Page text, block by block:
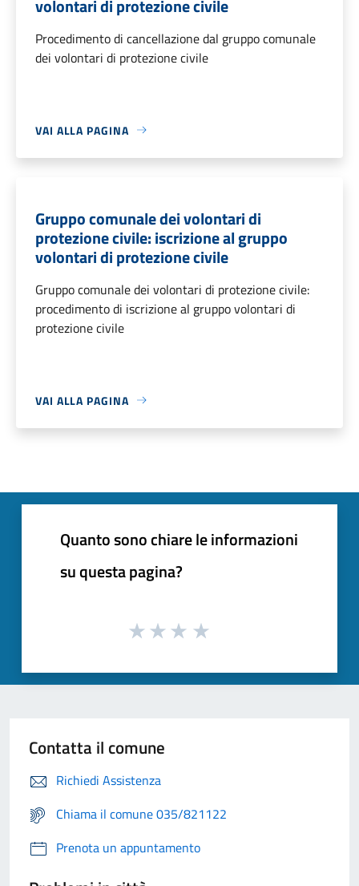
volontari di protezione civile
Procedimento di cancellazione dal gruppo comunale
dei volontari di protezione civile
VAI ALLA PAGINA
Gruppo comunale dei volontari di
protezione civile: iscrizione al gruppo
volontari di protezione civile
Gruppo comunale dei volontari di protezione civile:
procedimento di iscrizione al gruppo volontari di
protezione civile
VAI ALLA PAGINA
Quanto sono chiare le informazioni
su questa pagina?
Contatta il comune
Richiedi Assistenza
Chiama il comune 035/821122
Prenota un appuntamento